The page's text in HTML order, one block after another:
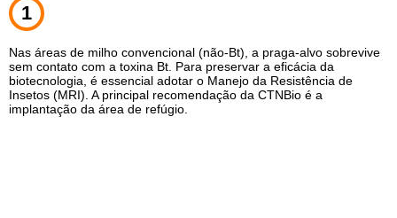
1
Nas áreas de milho convencional (não-Bt), a praga-alvo sobrevive
sem contato com a toxina Bt. Para preservar a eficácia da
biotecnologia, é essencial adotar o Manejo da Resistência de
Insetos (MRI). A principal recomendação da CTNBio é a
implantação da área de refúgio.